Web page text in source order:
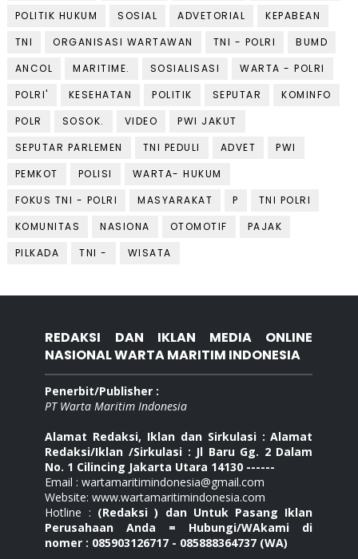
POLITIK HUKUM
SOSIAL ADVETORIAL
KEPABEAN
TNI
ORGANISASI WARTAWAN TNI - POLRI
BUMD
ANCOL
MARITIME. SOSIALISASI
WARTA - POLRI
POLRI'
KESEHATAN POLITIK SEPUTAR
KOMINFO
POLR
SOSOK. VIDEO
PWI JAKUT
SEPUTAR PARLEMEN
TNI PEDULI ADVET
PWI
PEMKOT
POLISI
WARTA- HUKUM
FOKUS TNI - POLRI
MASYARAKAT P
TNI POLRI
KOMUNITAS
NASIONA OTOMOTIF
PAJAK
PILKADA
TNI - WISATA
REDAKSI DAN IKLAN MEDIA ONLINE
NASIONAL WARTA MARITIM INDONESIA
Penerbit/Publisher :
PT Warta Maritim Indonesia
Alamat Redaksi, Iklan dan Sirkulasi : Alamat
Redaksi/Iklan /Sirkulasi : Jl Baru Gg. 2 Dalam
No. 1 Cilincing Jakarta Utara 14130 ------
Email : wartamaritimindonesia@gmail.com
Website: www.wartamaritimindonesia.com
Hotline : (Redaksi ) dan Untuk Pasang Iklan
Perusahaan Anda = Hubungi/WAkami di
nomer : 085903126717 - 085888364737 (WA)